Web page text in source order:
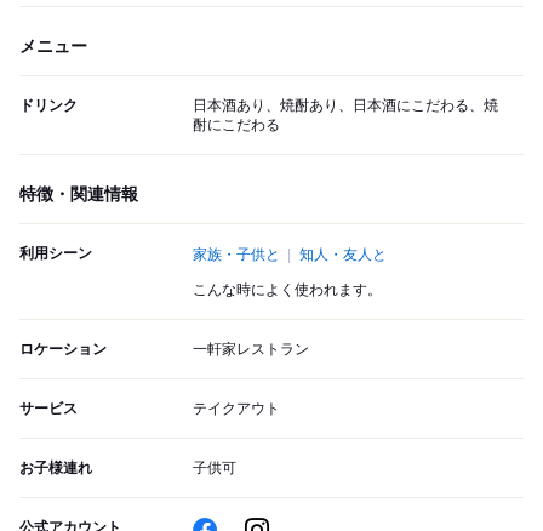
メニュー
ドリンク
日本酒あり、焼酎あり、日本酒にこだわる、焼
酎にこだわる
特徴・関連情報
利用シーン 家族・子供と 知人・友人と
こんな時によく使われます。
ロケーション 一軒家レストラン
サービス テイクアウト
お子様連れ 子供可